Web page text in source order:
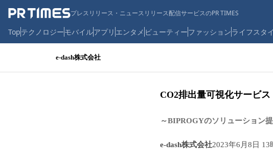
プレスリリース・ニュースリリース配信サービスのPR TIMES
Topテクノロジーモバイルアプリ エンタメ ビューティーファッションライフスタ
e-dash株式会社
CO2排出量可視化サービ
～BIPROGYのソリューション
e-dash株式会社2023年6月8日 13